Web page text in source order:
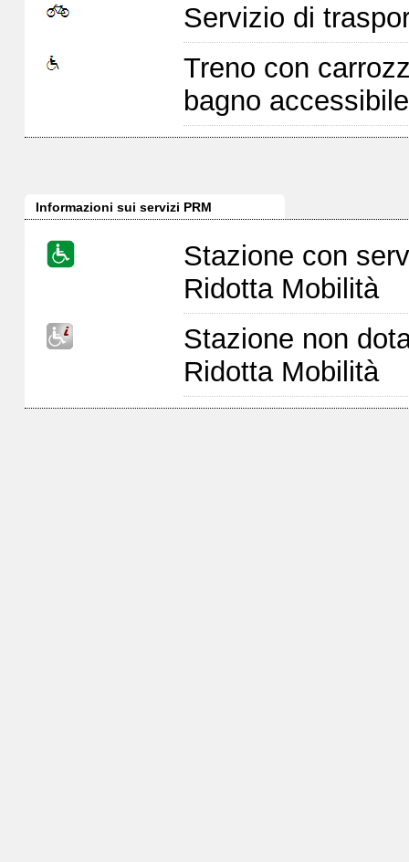
Servizio di
Treno con
bagno
Informazioni sui servizi PRM
Stazione con
Ridotta Mobilità
Stazione non
Ridotta Mobilità